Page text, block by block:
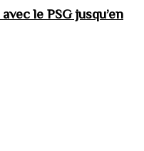
le PSG jusqu’en